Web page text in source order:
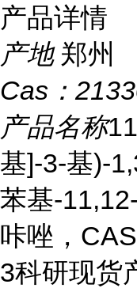
产品详情
产地 郑州
Cas：
产品名称
基]-3-基)-
苯基-
咔唑，
3科研现货